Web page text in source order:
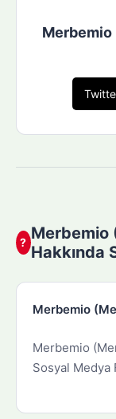
Merbemio
? Merbemio
Hakkında
Merbemio
Merbemio
Sosyal Medya